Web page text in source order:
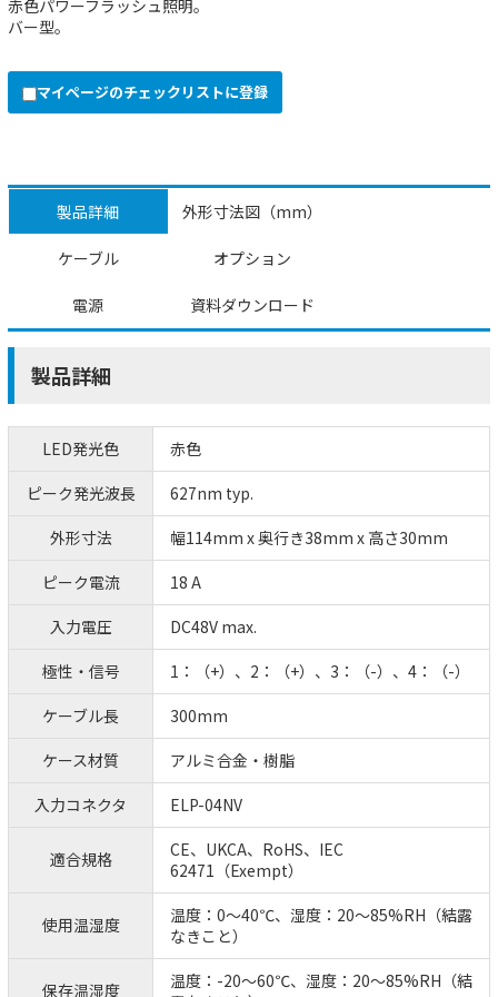
赤色パワーフラッシュ照明。
バー型。
マイページのチェックリストに登録
製品詳細 外形寸法図（mm）
ケーブル オプション
電源 資料ダウンロード
製品詳細
LED発光色
赤色
ピーク発光波長
627nm typ.
外形寸法
幅114mm x 奥行き38mm x 高さ30mm
ピーク電流
18 A
入力電圧
DC48V max.
極性・信号
1：（+）、2：（+）、3：（-）、4：（-）
ケーブル長
300mm
ケース材質
アルミ合金・樹脂
入力コネクタ
ELP-04NV
適合規格
CE、UKCA、RoHS、IEC
62471（Exempt）
使用温湿度
温度：0～40℃、湿度：20～85%RH（結露
なきこと）
保存温湿度
温度：-20～60℃、湿度：20～85%RH（結